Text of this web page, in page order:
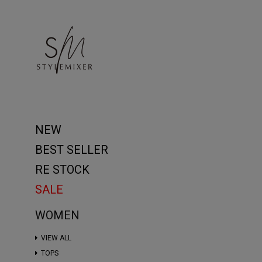
NEW
BEST SELLER
RE STOCK
SALE
WOMEN
VIEW ALL
TOPS